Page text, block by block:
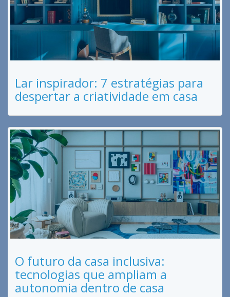
Lar inspirador: 7 estratégias para
despertar a criatividade em casa
O futuro da casa inclusiva:
tecnologias que ampliam a
autonomia dentro de casa